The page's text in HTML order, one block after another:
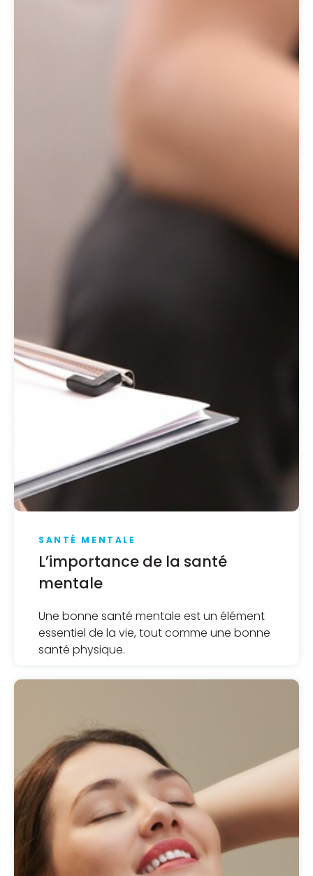
SANTÉ MENTALE
L’importance de la santé
mentale
Une bonne santé mentale est un élément
essentiel de la vie, tout comme une bonne
santé physique.